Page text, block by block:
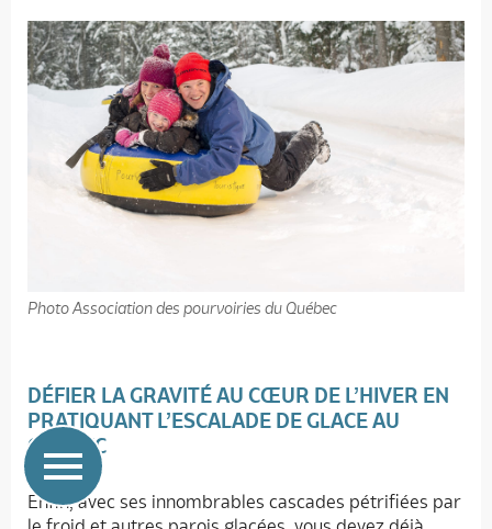
Photo Association des pourvoiries du Québec
DÉFIER LA GRAVITÉ AU CŒUR DE L’HIVER EN
PRATIQUANT L’ESCALADE DE GLACE AU
QUÉBEC
Enfin, avec ses innombrables cascades pétrifiées par